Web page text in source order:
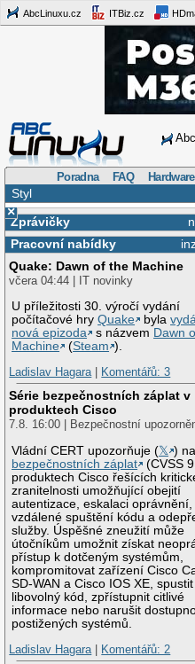
AbcLinuxu.cz ITBiz.cz
Poradna FAQ Hardware
Styl
×
Zprávičky
Pracovní nabídky
Quake: Dawn of the Machine
včera 04:44 | IT novinky
U příležitosti 30. výročí vydání
počítačové hryQuake byla
nová epizoda
s názvem Dawn
Machine
(Steam ).
Ladislav Hagara| Komentářů: 3
Série bezpečnostních záplat v
produktech Cisco
7.8. 16:00 | Bezpečnostní
Vládní CERT upozorňuje (𝕏 )
bezpečnostních záplat
(CVSS
produktech Cisco řešících
zranitelnosti umožňující obejití
autentizace, eskalaci oprávnění,
vzdálené spuštění kódu a
služby. Úspěšné zneužití může
útočníkům umožnit získat
přístup k dotčeným systémům,
kompromitovat zařízení Cisco
SD-WAN a Cisco IOS XE, spustit
libovolný kód, zpřístupnit citlivé
informace nebo narušit
postižených systémů.
Ladislav Hagara| Komentářů: 2